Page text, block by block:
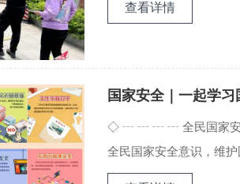
查看详情
国家安全｜一起学
◇ ┄ ┄ ┄ ┄ 全民国家安
全民国家安全意识，维